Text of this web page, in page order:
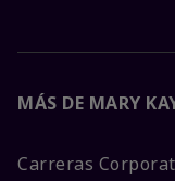
MÁS DE MARY
Carreras